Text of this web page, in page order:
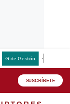
G de Gestión
SUSCRÍBETE